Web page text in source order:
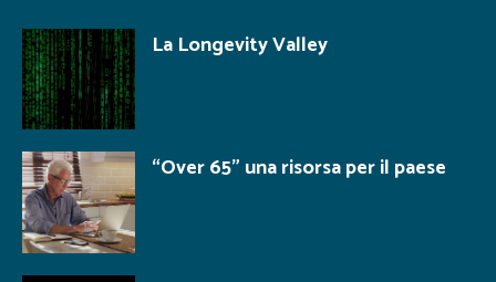
La Longevity Valley
“Over 65” una risorsa per il paese